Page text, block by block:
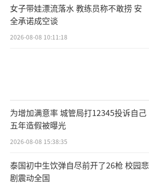
女子带娃漂流落水 教练员称不敢捞 安
全承诺成空谈
2026-08-08 10:11:18
为增加满意率 城管局打12345投诉自己
五年造假被曝光
2026-08-08 15:38:35
泰国初中生饮弹自尽前开了26枪 校园悲
剧震动全国